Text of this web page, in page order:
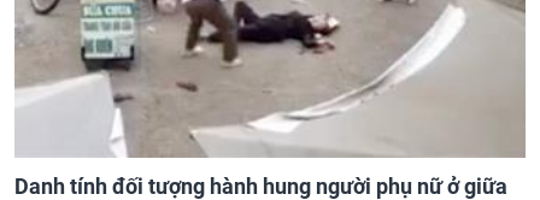
Danh tính đối tượng hành hung người phụ nữ ở giữa